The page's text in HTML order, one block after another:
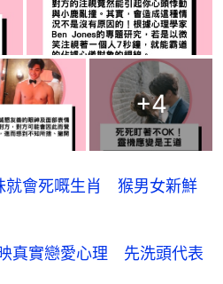
+4
會死嘅生肖 猴男女新鮮
真實戀愛心理 先洗頭代表